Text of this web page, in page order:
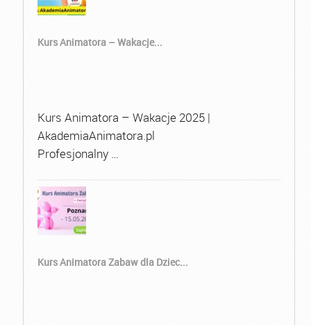
Kurs Animatora – Wakacje...
Kurs Animatora – Wakacje 2025 |
AkademiaAnimatora.pl
Profesjonalny …
Kurs Animatora Zabaw dla Dziec...